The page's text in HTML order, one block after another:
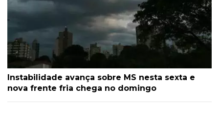
Instabilidade avança sobre MS nesta sexta e
nova frente fria chega no domingo